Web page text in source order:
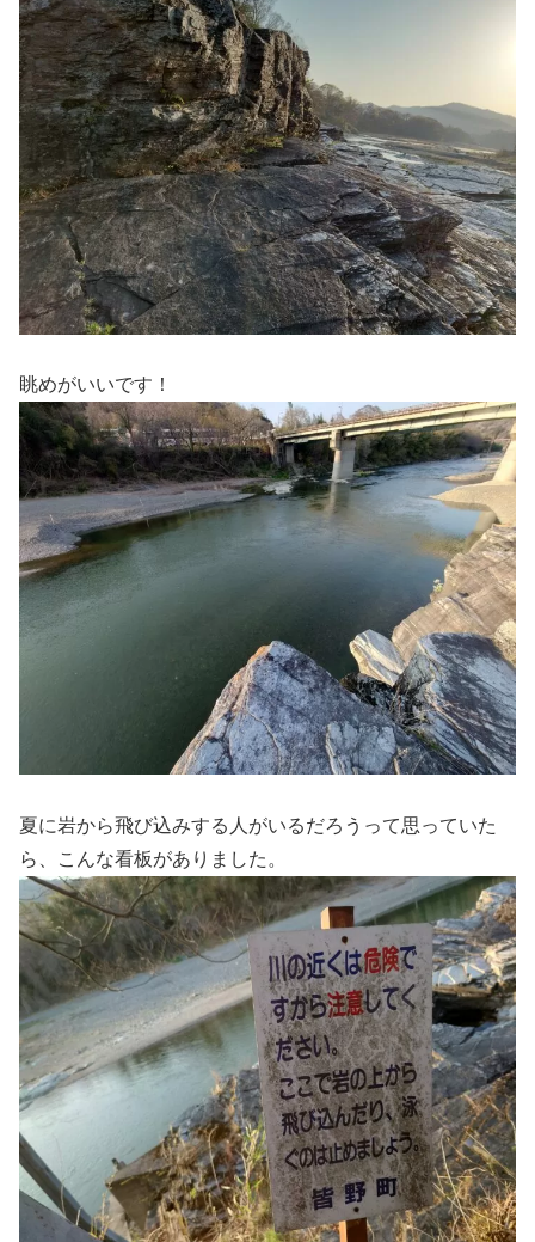
眺めがいいです！
夏に岩から飛び込みする人がいるだろうって思っていた
ら、こんな看板がありました。